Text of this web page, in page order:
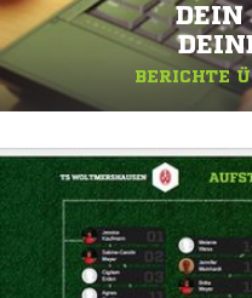
DEIN
BERICHTE